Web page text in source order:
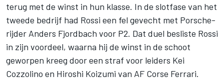
terug met de winst in hun klasse. In de slotfase van het
tweede bedrijf had Rossi een fel gevecht met Porsche-
rijder Anders Fjordbach voor P2. Dat duel besliste Rossi
in zijn voordeel, waarna hij de winst in de schoot
geworpen kreeg door een straf voor leiders Kei
Cozzolino en Hiroshi Koizumi van AF Corse Ferrari.